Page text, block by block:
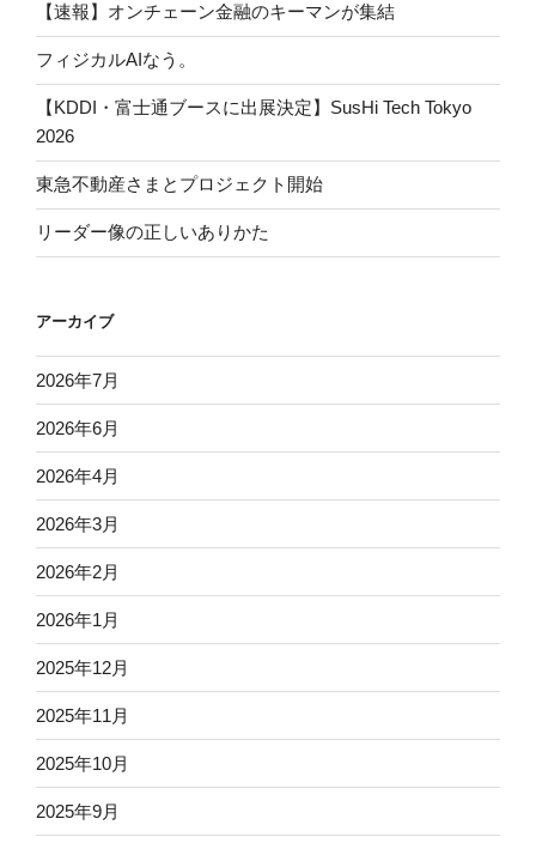
【速報】オンチェーン金融のキーマンが集結
フィジカルAIなう。
【KDDI・富士通ブースに出展決定】SusHi Tech Tokyo
2026
東急不動産さまとプロジェクト開始
リーダー像の正しいありかた
アーカイブ
2026年7月
2026年6月
2026年4月
2026年3月
2026年2月
2026年1月
2025年12月
2025年11月
2025年10月
2025年9月